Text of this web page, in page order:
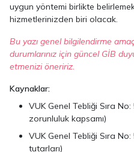
uygun yöntemi birlikte
hizmetlerinizden biri olacak.
Bu yazı genel bilgilendirme
durumlarınız için güncel GİB
etmenizi öneririz.
Kaynaklar:
VUK Genel Tebliği Sıra
zorunluluk kapsamı)
VUK Genel Tebliği Sıra
tutarları)